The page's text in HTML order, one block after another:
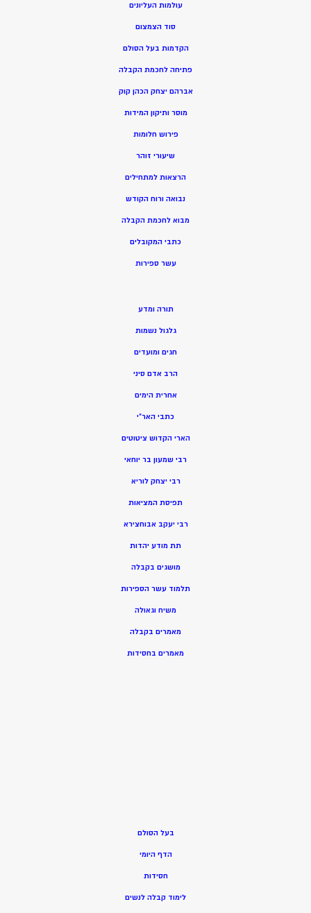
עולמות העליונים
סוד הצמצום
הקדמות בעל הסולם
פתיחה לחכמת הקבלה
אברהם יצחק הכהן קוק
מוסר ותיקון המידות
פירוש חלומות
שיעורי זוהר
הרצאות למתחילים
נבואה ורוח הקודש
מבוא לחכמת הקבלה
כתבי המקובלים
עשר ספירות
תורה ומדע
גלגול נשמות
חגים ומועדים
הרב אדם סיני
אחרית הימים
כתבי האר”י
הארי הקדוש ציטוטים
רבי שמעון בר יוחאי
רבי יצחק לוריא
תפיסת המציאות
רבי יעקב אבוחצירא
תת מודע יהדות
מושגים בקבלה
תלמוד עשר הספירות
משיח וגאולה
מאמרים בקבלה
מאמרים בחסידות
בעל הסולם
הדף היומי
חסידות
לימוד קבלה לנשים